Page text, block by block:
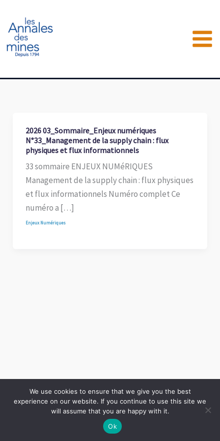
contenu
2026 03_Sommaire_Enjeux numériques
N°33_Management de la supply chain : flux
physiques et flux informationnels
33 sommaire ENJEUX NUMéRIQUES
Management de la supply chain : flux physiques
et flux informationnels Numéro complet Ce
numéro a […]
Enjeux Numériques
Copyright © 2026 LES ANNALES DES MINES | Powered by Thème WordPress Astra
We use cookies to ensure that we give you the best
experience on our website. If you continue to use this site we
will assume that you are happy with it.
Ok